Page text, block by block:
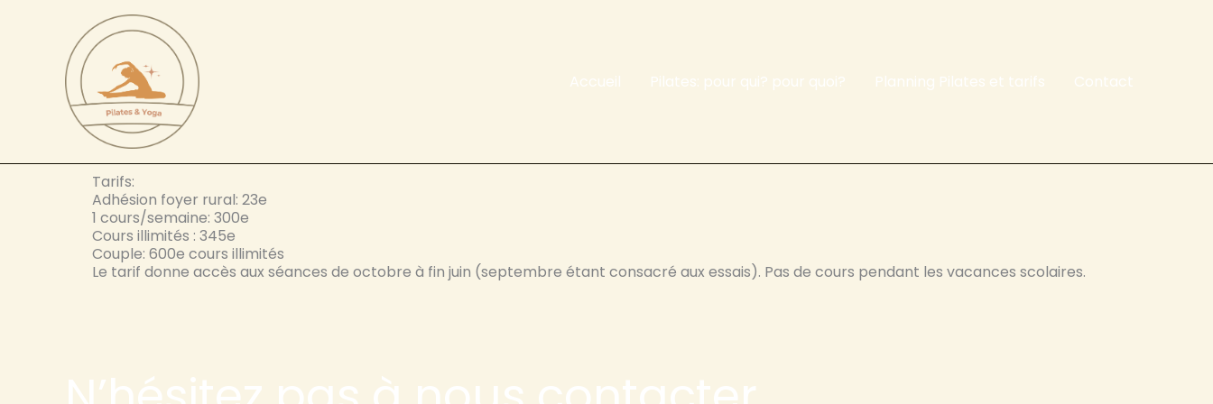
Accueil
Pilates: pour qui? pour quoi? Planning Pilates et tarifs Contact
Tarifs:
Adhésion foyer rural: 23e
1 cours/semaine: 300e
Cours illimités : 345e
Couple: 600e cours illimités
Le tarif donne accès aux séances de octobre à fin juin (septembre étant consacré aux essais). Pas de cours pendant les vacances scolaires.